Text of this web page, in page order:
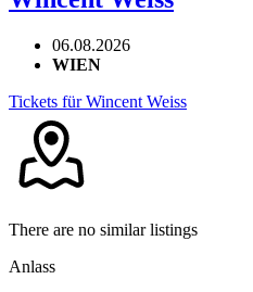
06.08.2026
WIEN
Tickets für Wincent Weiss
There are no similar listings
Anlass